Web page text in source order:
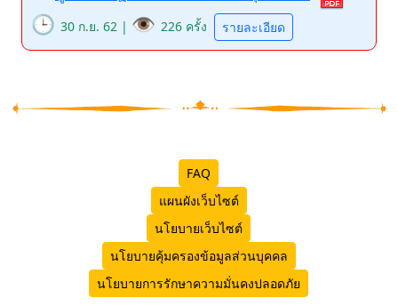
🕒 30 ก.ย. 62 | 👁️ 226 ครั้ง รายละเอียด
FAQ
แผนผังเว็บไซต์
นโยบายเว็บไซต์
นโยบายคุ้มครองข้อมูลส่วนบุคคล
นโยบายการรักษาความมั่นคงปลอดภัย